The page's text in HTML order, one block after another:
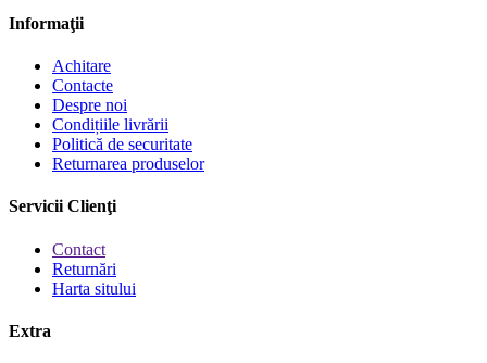
Informaţii
Achitare
Contacte
Despre noi
Condițiile livrării
Politică de securitate
Returnarea produselor
Servicii Clienţi
Contact
Returnări
Harta sitului
Extra